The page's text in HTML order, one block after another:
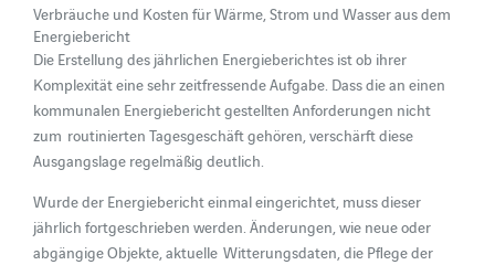
Verbräuche und Kosten für Wärme, Strom und Wasser aus dem
Energiebericht
Die Erstellung des jährlichen Energieberichtes ist ob ihrer
Komplexität eine sehr zeitfressende Aufgabe. Dass die an einen
kommunalen Energiebericht gestellten Anforderungen nicht
zum routinierten Tagesgeschäft gehören, verschärft diese
Ausgangslage regelmäßig deutlich.
Wurde der Energiebericht einmal eingerichtet, muss dieser
jährlich fortgeschrieben werden. Änderungen, wie neue oder
abgängige Objekte, aktuelle Witterungsdaten, die Pflege der